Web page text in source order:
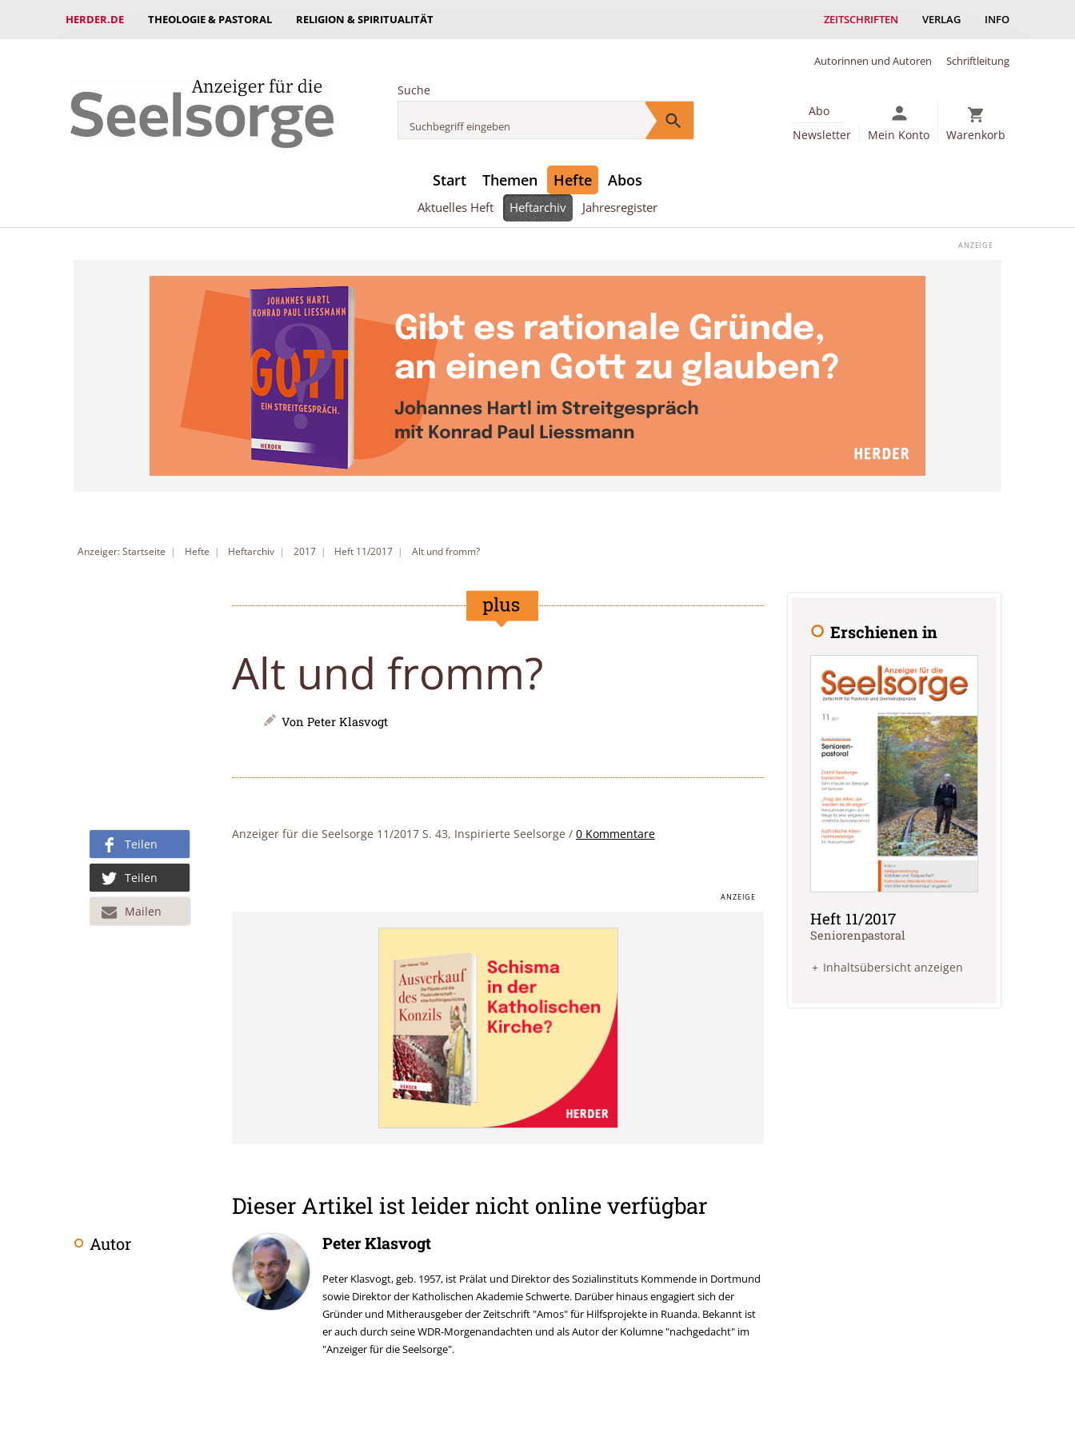
HERDER.DE THEOLOGIE & PASTORAL RELIGION & SPIRITUALITÄT ZEITSCHRIFTEN VERLAG INFO
Autorinnen und Autoren Schriftleitung
Suche
Abo
Newsletter
Mein Konto Warenkorb
Start Themen Hefte Abos
Aktuelles Heft Heftarchiv Jahresregister
Anzeiger: Startseite Hefte Heftarchiv 2017 Heft 11/2017 Alt und fromm?
Alt und fromm?
Von Peter Klasvogt
Anzeiger für die Seelsorge 11/2017 S. 43, Inspirierte Seelsorge / 0 Kommentare
Dieser Artikel ist leider nicht online verfügbar
Teilen
Teilen
Mailen
Überschrift
Autor Peter Klasvogt
Peter Klasvogt, geb. 1957, ist Prälat und Direktor des Sozialinstituts Kommende in Dortmund
sowie Direktor der Katholischen Akademie Schwerte. Darüber hinaus engagiert sich der
Gründer und Mitherausgeber der Zeitschrift "Amos" für Hilfsprojekte in Ruanda. Bekannt ist
er auch durch seine WDR-Morgenandachten und als Autor der Kolumne "nachgedacht" im
"Anzeiger für die Seelsorge".
Erschienen in
Heft 11/2017
:
Seniorenpastoral
Inhaltsübersicht anzeigen